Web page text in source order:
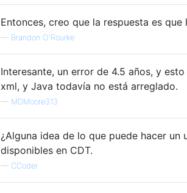
Entonces, creo que la respuesta es
— Brandon O'Rourke
Interesante, un error de 4.5 años, y
xml, y Java todavía no está arreglado.
— MDMoore313
¿Alguna idea de lo que puede hacer un
disponibles en CDT.
— CCoder